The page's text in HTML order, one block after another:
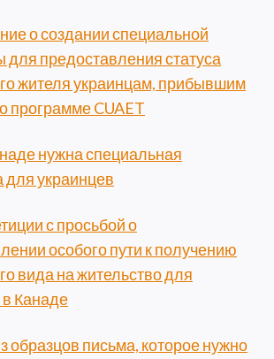
о создании специальной
для предоставления статуса
жителя украинцам, прибывшим
программе CUAET
нужна специальная
для украинцев
с просьбой о
особого пути к получению
вида на жительство для
Канаде
образцов письма, которое нужно